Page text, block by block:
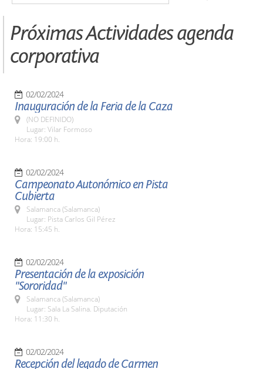
Próximas Actividades agenda
corporativa
02/02/2024
Inauguración de la Feria de la Caza
(NO DEFINIDO)
Lugar: Vilar Formoso
Hora: 19:00 h.
02/02/2024
Campeonato Autonómico en Pista
Cubierta
Salamanca (Salamanca)
Lugar: Pista Carlos Gil Pérez
Hora: 15:45 h.
02/02/2024
Presentación de la exposición
"Sororidad"
Salamanca (Salamanca)
Lugar: Sala La Salina. Diputación
Hora: 11:30 h.
02/02/2024
Recepción del legado de Carmen